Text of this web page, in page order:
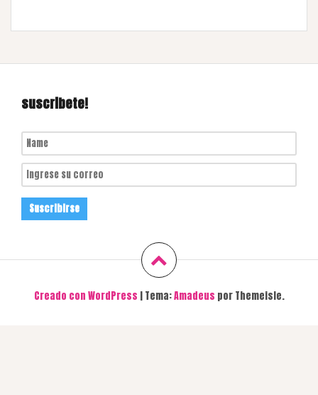
suscribete!
Creado con WordPress |Tema:Amadeus por Themeisle.